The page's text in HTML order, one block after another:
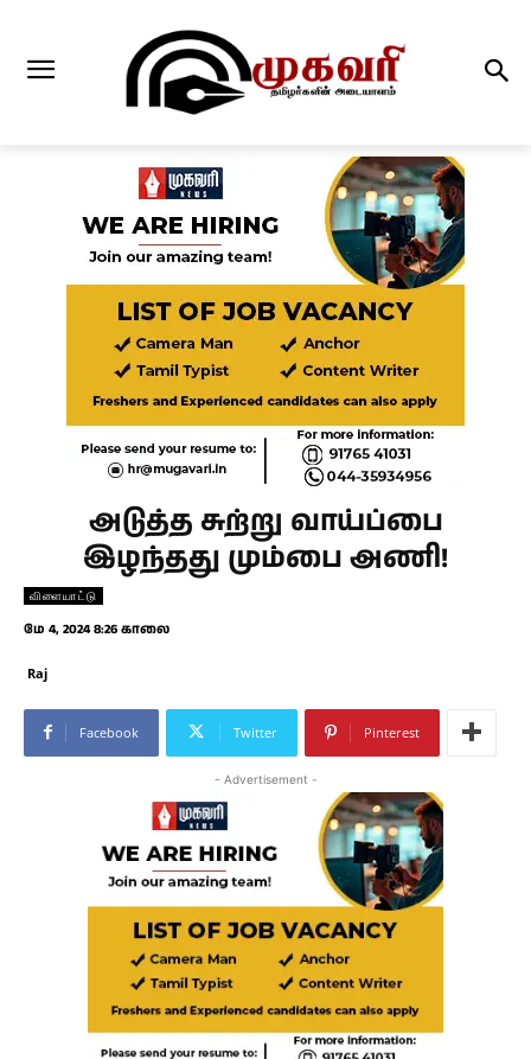
அடுத்த சுற்று வாய்ப்பை
இழந்தது மும்பை அணி!
விளையாட்டு
மே 4, 2024 8:26 காலை
Raj
Facebook Twitter Pinterest
- Advertisement -